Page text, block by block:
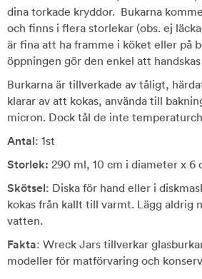
dina torkade kryddor. Bukarna
och finns i flera storlekar (obs. ej
är fina att ha framme i köket eller på
öppningen gör den enkel att
Burkarna är tillverkade av tåligt,
klarar av att kokas, använda till
micron. Dock tål de inte
Antal: 1st
Storlek: 290 ml, 10 cm i diameter x 6
Skötsel: Diska för hand eller i
kokas från kallt till varmt. Lägg aldrig
vatten.
Fakta: Wreck Jars tillverkar
modeller för matförvaring och